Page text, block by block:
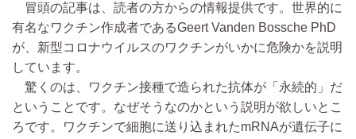
冒頭の記事は、読者の方からの情報提供です。世界的に
有名なワクチン作成者であるGeert Vanden Bossche PhD
が、新型コロナウイルスのワクチンがいかに危険かを説明
しています。
驚くのは、ワクチン接種で造られた抗体が「永続的」だ
ということです。なぜそうなのかという説明が欲しいとこ
ろです。ワクチンで細胞に送り込まれたmRNAが遺伝子に